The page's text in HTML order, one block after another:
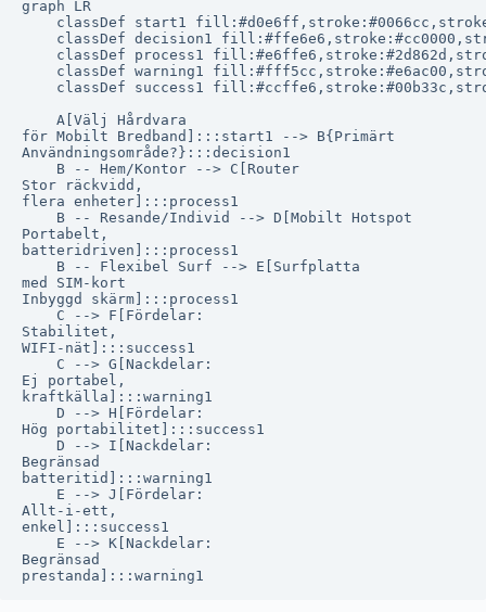
graph LR
classDef start1
classDef decision1
classDef process1
classDef warning1
classDef success1
    A[Välj Hårdvara
för Mobilt Bredband]:::start1 --> B{Primärt
Användningsområde?}:::decision1
    B -- Hem/Kontor --> C[Router
Stor räckvidd,
flera enheter]:::process1
    B -- Resande/Individ --> D[Mobilt Hotspot
Portabelt,
batteridriven]:::process1
    B -- Flexibel Surf --> E[Surfplatta
med SIM-kort
Inbyggd skärm]:::process1
    C --> F[Fördelar:
Stabilitet,
WIFI-nät]:::success1
    C --> G[Nackdelar:
Ej portabel,
kraftkälla]:::warning1
    D --> H[Fördelar:
Hög portabilitet]:::success1
    D --> I[Nackdelar:
Begränsad
batteritid]:::warning1
    E --> J[Fördelar:
Allt-i-ett,
enkel]:::success1
    E --> K[Nackdelar:
Begränsad